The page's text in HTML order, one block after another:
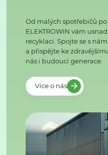
Od malých spotřebičů
ELEKTROWIN vám
recyklaci. Spojte se s
a přispějte ke
nás i budoucí generace.
Více o nás